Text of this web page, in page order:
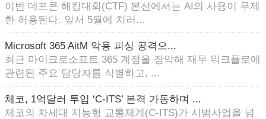
이번 데프콘 해킹대회(CTF) 본선에서는 AI의 사용이 무제
한 허용된다. 앞서 5월에 치러...
Microsoft 365 AitM 악용 피싱 공격으...
최근 마이크로소프트 365 계정을 장악해 재무 워크플로에
관련된 주요 담당자를 식별하고, ...
체코, 1억달러 투입 ‘C-ITS’ 본격 가동하며 ...
체코의 차세대 지능형 교통체계(C-ITS)가 시범사업을 넘